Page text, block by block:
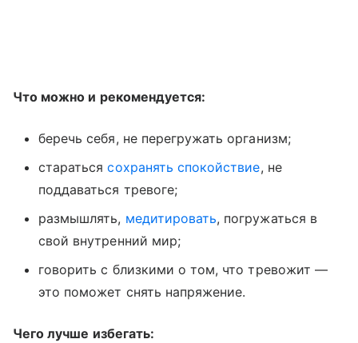
Что можно и рекомендуется:
беречь себя, не перегружать организм;
старатьсясохранять спокойствие, не
поддаваться тревоге;
размышлять, медитировать, погружаться в
свой внутренний мир;
говорить с близкими о том, что тревожит —
это поможет снять напряжение.
Чего лучше избегать: